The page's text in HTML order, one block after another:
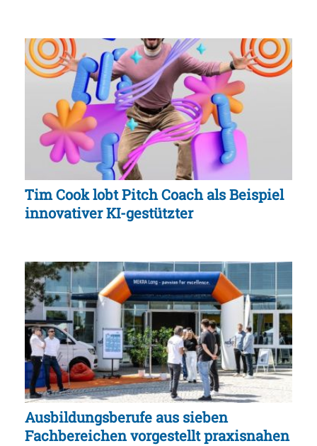
Tim Cook lobt Pitch Coach als Beispiel
innovativer KI-gestützter
Ausbildungsberufe aus sieben
Fachbereichen vorgestellt praxisnahen